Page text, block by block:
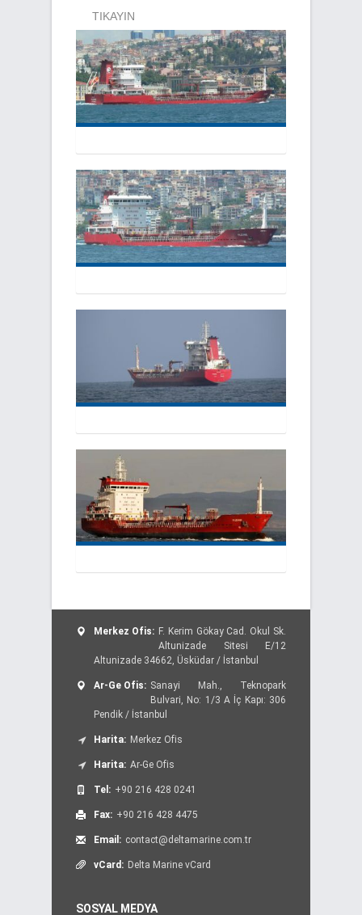
TIKAYIN
Merkez Ofis: F. Kerim Gökay Cad. Okul Sk.
Altunizade Sitesi E/12
Altunizade 34662, Üsküdar / İstanbul
Ar-Ge Ofis: Sanayi Mah., Teknopark
Bulvari, No: 1/3 A İç Kapı: 306
Pendik / İstanbul
Harita: Merkez Ofis
Harita: Ar-Ge Ofis
Tel: +90 216 428 0241
Fax: +90 216 428 4475
Email: contact@deltamarine.com.tr
vCard: Delta Marine vCard
SOSYAL MEDYA